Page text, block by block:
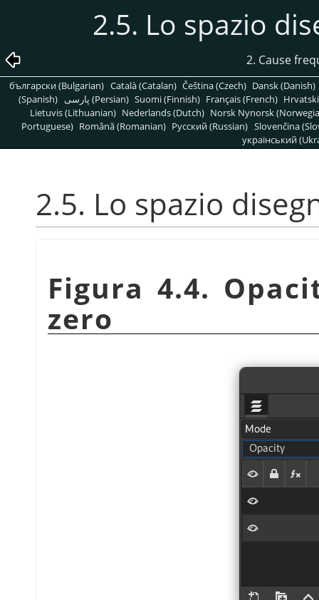
2.5. Lo spazio
2. Cause
български (Bulgarian) Català (Catalan) Čeština (Czech) Dansk (Danish)
(Spanish)
پارسی (Persian) Suomi (Finnish) Français (French)
Lietuvis (Lithuanian) Nederlands (Dutch) Norsk Nynorsk
Portuguese) Română (Romanian) Pусский (Russian) Slovenčina
український
2.5. Lo spazio
Figura 4.4.
zero